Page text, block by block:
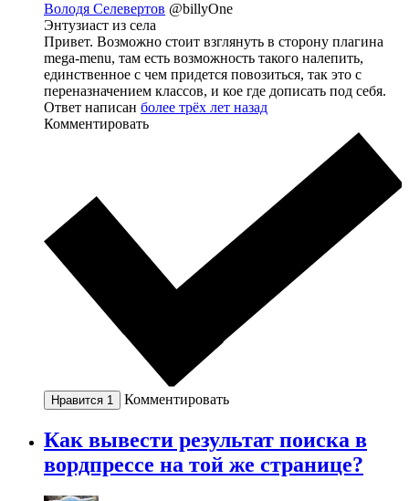
Володя Селевертов @billyOne
Энтузиаст из села
Привет. Возможно стоит взглянуть в сторону плагина
mega-menu, там есть возможность такого налепить,
единственное с чем придется повозиться, так это с
переназначением классов, и кое где дописать под себя.
Ответ написан более трёх лет назад
Комментировать
Нравится 1 Комментировать
Как вывести результат поиска в
вордпрессе на той же странице?